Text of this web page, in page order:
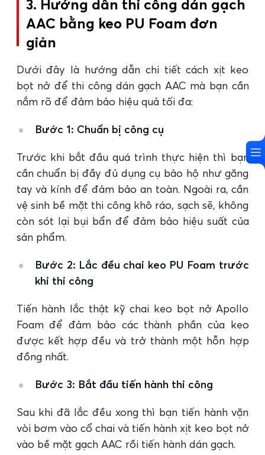
3. Hướng dẫn thi công dán gạch
AAC bằng keo PU Foam đơn
giản
Dưới đây là hướng dẫn chi tiết cách xịt keo
bọt nở để thi công dán gạch AAC mà bạn cần
nắm rõ để đảm bảo hiệu quả tối đa:
Bước 1: Chuẩn bị công cụ
Trước khi bắt đầu quá trình thực hiện thì bạn
cần chuẩn bị đầy đủ dụng cụ bảo hộ như găng
tay và kính để đảm bảo an toàn. Ngoài ra, cần
vệ sinh bề mặt thi công khô ráo, sạch sẽ, không
còn sót lại bụi bẩn để đảm bảo hiệu suất của
sản phẩm.
Bước 2: Lắc đều chai keo PU Foam trước
khi thi công
Tiến hành lắc thật kỹ chai keo bọt nở Apollo
Foam để đảm bảo các thành phần của keo
được kết hợp đều và trở thành một hỗn hợp
đồng nhất.
Bước 3: Bắt đầu tiến hành thi công
Sau khi đã lắc đều xong thì bạn tiến hành vặn
vòi bơm vào cổ chai và tiến hành xịt keo bọt nở
vào bề mặt gạch AAC rồi tiến hành dán gạch.